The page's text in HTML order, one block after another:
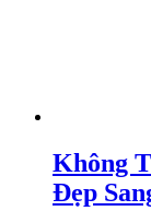
Không
Đẹp